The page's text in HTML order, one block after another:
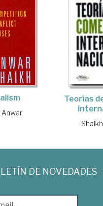
Anwar
Teorías
DE NOVEDADES